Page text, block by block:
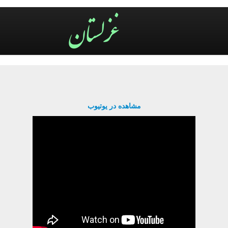
مشاهده در یوتیوب